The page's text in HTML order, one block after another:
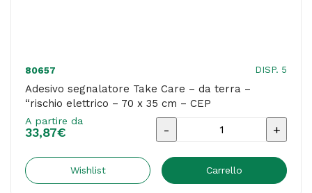
80657 DISP. 5
Adesivo segnalatore Take Care – da terra –
“rischio elettrico – 70 x 35 cm – CEP
A partire da
33,87€
Adesivo
Take
Wishlist Carrello